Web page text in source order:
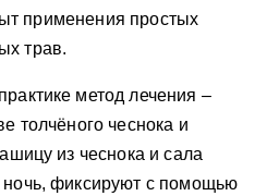
применения простых
трав.
метод лечения –
толчёного чеснока и
из чеснока и сала
фиксируют с помощью